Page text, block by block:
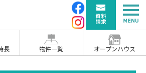
長 物件一覧 オープンハウス